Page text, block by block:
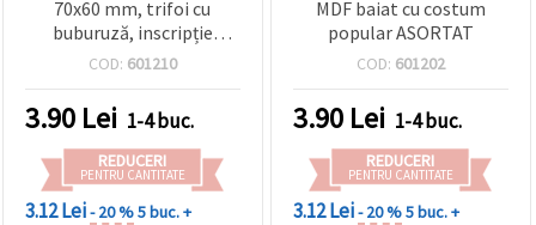
70x60 mm, trifoi cu
buburuză, inscripție
“Sănătate, Fericire, Noroc
COD: 601210
3.90 Lei 1-4 buc.
REDUCERI
PENTRU CANTITATE
3.12 Lei- 20 %5 buc. +
MDF baiat cu costum
popular ASORTAT
COD: 601202
3.90 Lei 1-4 buc.
REDUCERI
PENTRU CANTITATE
3.12 Lei- 20 %5 buc. +